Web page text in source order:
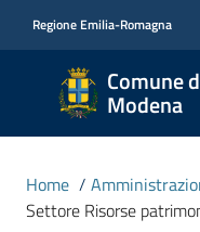
Regione Emilia-Romagna
Comune
Modena
Comune
di
Modena
CIVICA
MONET
Home /
Settore Risorse